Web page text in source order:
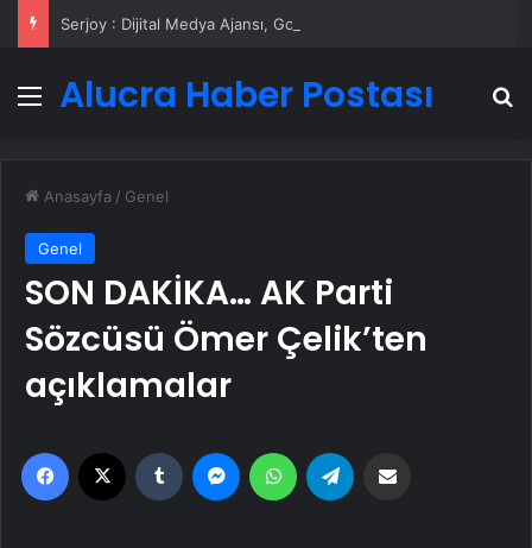
MenüAlucra Haber Postası
Anasayfa / Genel
Genel
SON DAKİKA… AK Parti
Sözcüsü Ömer Çelik’ten
açıklamalar
Facebook Tumblr MessengerWhatsApp